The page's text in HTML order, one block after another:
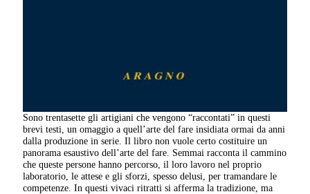
Sono trentasette gli artigiani che vengono “raccontati” in questi
brevi testi, un omaggio a quell’arte del fare insidiata ormai da anni
dalla produzione in serie. Il libro non vuole certo costituire un
panorama esaustivo dell’arte del fare. Semmai racconta il cammino
che queste persone hanno percorso, il loro lavoro nel proprio
laboratorio, le attese e gli sforzi, spesso delusi, per tramandare le
competenze. In questi vivaci ritratti si afferma la tradizione, ma